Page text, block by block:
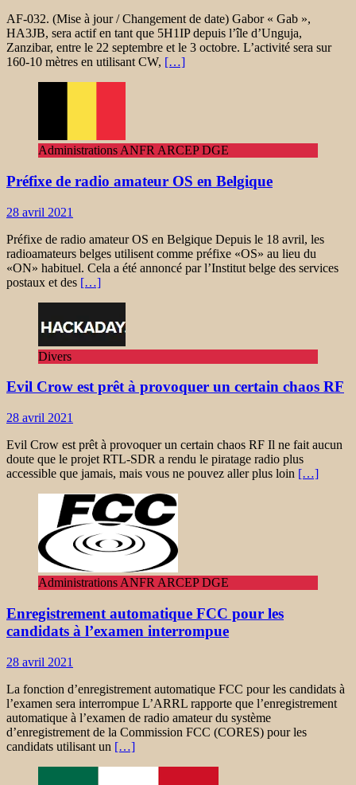
AF-032. (Mise à jour / Changement de date) Gabor « Gab »,
HA3JB, sera actif en tant que 5H1IP depuis l’île d’Unguja,
Zanzibar, entre le 22 septembre et le 3 octobre. L’activité sera sur
160-10 mètres en utilisant CW, […]
Administrations ANFR ARCEP DGE
Préfixe de radio amateur OS en Belgique
28 avril 2021
Préfixe de radio amateur OS en Belgique Depuis le 18 avril, les
radioamateurs belges utilisent comme préfixe «OS» au lieu du
«ON» habituel. Cela a été annoncé par l’Institut belge des services
postaux et des […]
Divers
Evil Crow est prêt à provoquer un certain chaos RF
28 avril 2021
Evil Crow est prêt à provoquer un certain chaos RF Il ne fait aucun
doute que le projet RTL-SDR a rendu le piratage radio plus
accessible que jamais, mais vous ne pouvez aller plus loin […]
Administrations ANFR ARCEP DGE
Enregistrement automatique FCC pour les
candidats à l’examen interrompue
28 avril 2021
La fonction d’enregistrement automatique FCC pour les candidats à
l’examen sera interrompue L’ARRL rapporte que l’enregistrement
automatique à l’examen de radio amateur du système
d’enregistrement de la Commission FCC (CORES) pour les
candidats utilisant un […]